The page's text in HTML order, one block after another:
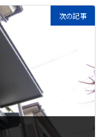
次の記事